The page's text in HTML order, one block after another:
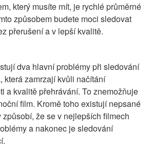
který musíte mít, je rychlé průměrné
způsobem budete moci sledovat
přerušení a v lepší kvalitě.
dva hlavní problémy při sledování
která zamrzají kvůli načítání
a kvalitě přehrávání. To znemožňuje
film. Kromě toho existují nepsané
způsobí, že se v nejlepších filmech
a nakonec je sledování